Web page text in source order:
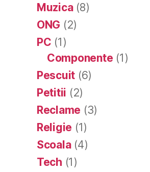
Muzica(8)
ONG (2)
PC (1)
Componente (1)
Pescuit (6)
Petitii (2)
Reclame (3)
Religie (1)
Scoala(4)
Tech (1)